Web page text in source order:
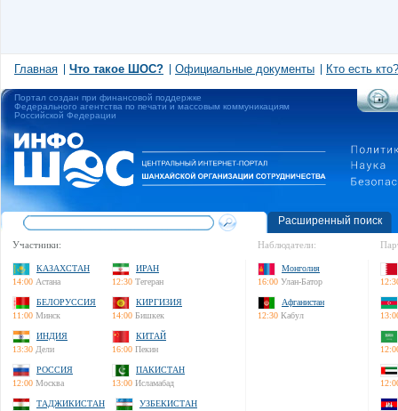
Главная Что такое ШОС? Официальные документы Кто есть кто?
Портал создан при финансовой поддержке
Федерального агентства по печати и массовым коммуникациям
Российской Федерации
Расширенный поиск
Участники:
КАЗАХСТАН
14:00 Астана
ИРАН
12:30 Тегеран
БЕЛОРУССИЯ
11:00 Минск
КИРГИЗИЯ
14:00 Бишкек
ИНДИЯ
13:30 Дели
КИТАЙ
16:00 Пекин
РОССИЯ
12:00 Москва
ПАКИСТАН
13:00 Исламабад
ТАДЖИКИСТАН
УЗБЕКИСТАН
Наблюдатели:
Монголия
16:00 Улан-Батор
Афганистан
12:30 Кабул